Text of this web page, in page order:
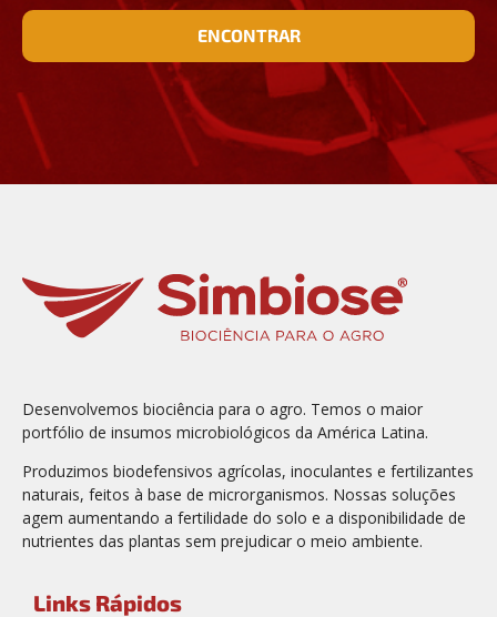
ENCONTRAR
Desenvolvemos biociência para o agro. Temos o maior
portfólio de insumos microbiológicos da América Latina.
Produzimos biodefensivos agrícolas, inoculantes e fertilizantes
naturais, feitos à base de microrganismos. Nossas soluções
agem aumentando a fertilidade do solo e a disponibilidade de
nutrientes das plantas sem prejudicar o meio ambiente.
Links Rápidos